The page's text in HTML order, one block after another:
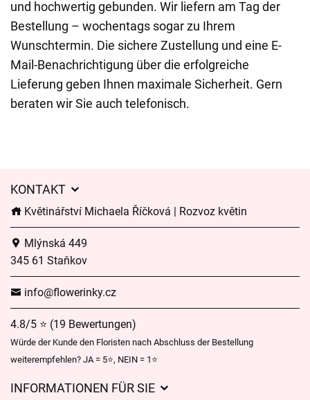
und hochwertig gebunden. Wir liefern am Tag der
Bestellung – wochentags sogar zu Ihrem
Wunschtermin. Die sichere Zustellung und eine E-
Mail-Benachrichtigung über die erfolgreiche
Lieferung geben Ihnen maximale Sicherheit. Gern
beraten wir Sie auch telefonisch.
KONTAKT
Květinářství Michaela Říčková | Rozvoz květin
Mlýnská 449
345 61 Staňkov
info@flowerinky.cz
4.8/5 ⭐ (19 Bewertungen)
Würde der Kunde den Floristen nach Abschluss der Bestellung
weiterempfehlen? JA = 5⭐, NEIN = 1⭐
INFORMATIONEN FÜR SIE